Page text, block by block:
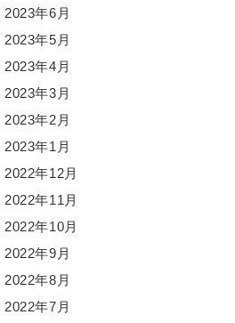
2023年6月
2023年5月
2023年4月
2023年3月
2023年2月
2023年1月
2022年12月
2022年11月
2022年10月
2022年9月
2022年8月
2022年7月